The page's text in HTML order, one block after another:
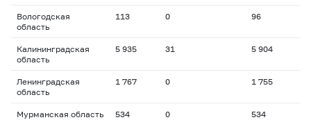
Вологодская
область
113 0 96
Калининградская
область
5 935 31 5 904
Ленинградская
область
1 767 0 1 755
Мурманская область 534 0 534